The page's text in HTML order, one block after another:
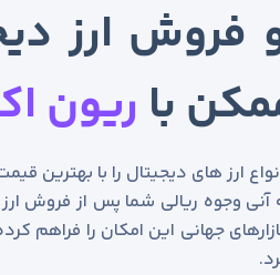
فروش ارز
با ریون
ارز های دیجیتال را با بهترین
آنی وجوه ریالی شما پس از فروش
جهانی این امکان را فراهم